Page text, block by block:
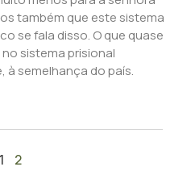
também que este sistema
se fala disso. O que quase
sistema prisional
semelhança do país.
1 2